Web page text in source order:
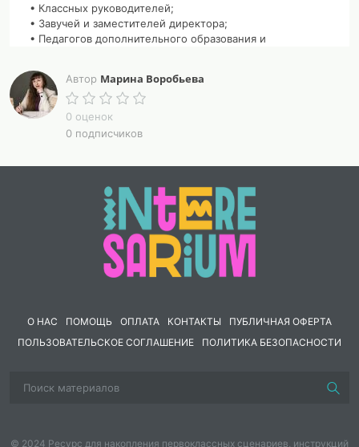
• Классных руководителей;
• Завучей и заместителей директора;
• Педагогов дополнительного образования и
Автор Марина Воробьева
0 оценок
0 подписчиков
О НАС ПОМОЩЬ ОПЛАТА КОНТАКТЫ
ПУБЛИЧНАЯ ОФЕРТА
ПОЛЬЗОВАТЕЛЬСКОЕ СОГЛАШЕНИЕ
ПОЛИТИКА БЕЗОПАСНОСТИ
© 2024 Ресурс для накопления первоклассных сценариев, инструкций